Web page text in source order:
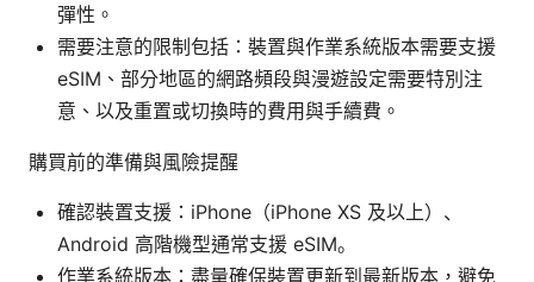
彈性。
需要注意的限制包括：裝置與作業系統版本需要支援
eSIM、部分地區的網路頻段與漫遊設定需要特別注
意、以及重置或切換時的費用與手續費。
購買前的準備與風險提醒
確認裝置支援：iPhone（iPhone XS 及以上）、
Android 高階機型通常支援 eSIM。
作業系統版本：盡量確保裝置更新到最新版本，避免